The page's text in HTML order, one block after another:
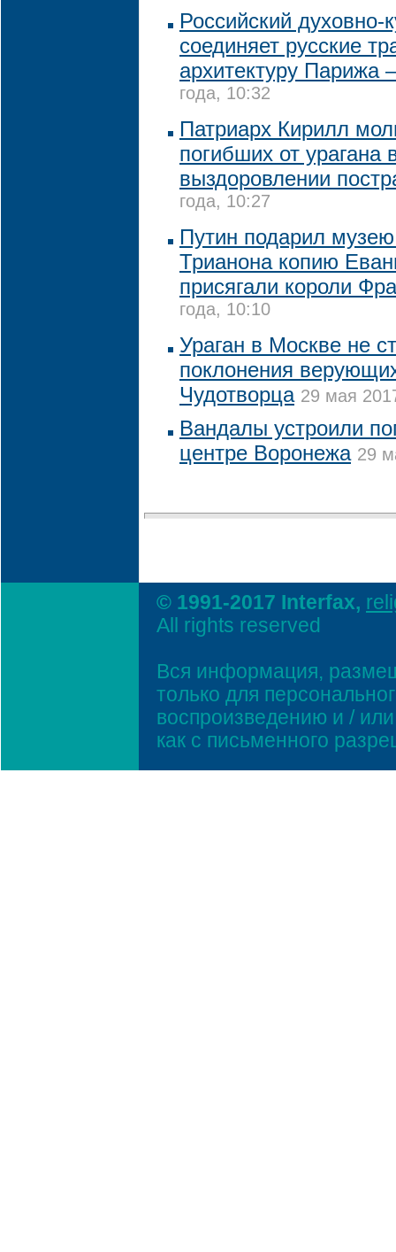
Российский духовно-
соединяет русские
архитектуру Парижа
года, 10:32
Патриарх Кирилл
погибших от урагана
выздоровлении
года, 10:27
Путин подарил
Трианона копию
присягали короли
года, 10:10
Ураган в Москве не
поклонения
Чудотворца 29 мая
Вандалы устроили
центре Воронежа 29
© 1991-2017 Interfax,
All rights reserved
Вся информация,
только для
воспроизведению и /
как с письменного